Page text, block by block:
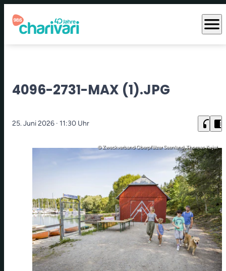
menu
4096-2731-MAX (1).JPG
25. Juni 2026 · 11:30 Uhr headphones chrome_reader_mode
© Zweckverband Oberpfälzer Seenland, Thomas Kujat